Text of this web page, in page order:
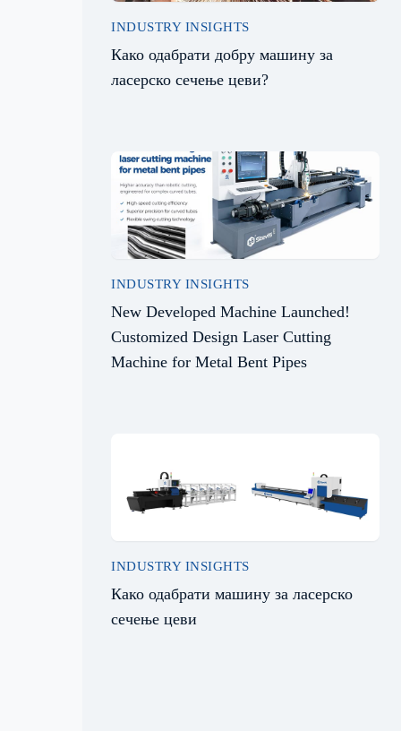
INDUSTRY INSIGHTS
Како одабрати добру машину за
ласерско сечење цеви?
INDUSTRY INSIGHTS
New Developed Machine Launched!
Customized Design Laser Cutting
Machine for Metal Bent Pipes
INDUSTRY INSIGHTS
Како одабрати машину за ласерско
сечење цеви